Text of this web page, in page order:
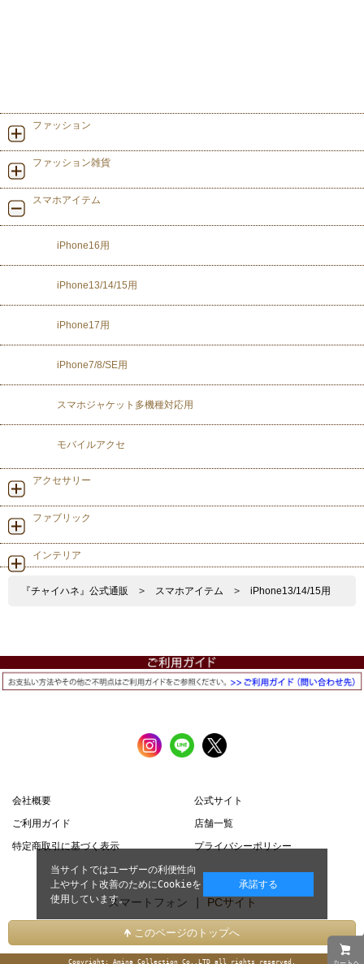
ファッション
ファッション雑貨
スマホアイテム
iPhone16用
iPhone13/14/15用
iPhone17用
iPhone7/8/SE用
スマホジャケット多機種対応用
モバイルアクセ
アクセサリー
ファブリック
インテリア
『チャイハネ』公式通販 > スマホアイテム > iPhone13/14/15用
会社概要
公式サイト
ご利用ガイド
店舗一覧
特定商取引に基づく表示
プライバシーポリシー
スマートフォン | PCサイト
このページのトップへ
Copyright: Amina Collection Co.,LTD all rights reserved.
当サイトではユーザーの利便性向
上やサイト改善のためにCookieを
使用しています。
承諾する